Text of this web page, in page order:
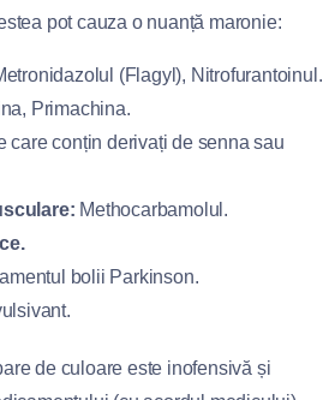
pot cauza o nuanță maronie:
(Flagyl), Nitrofurantoinul.
Primachina.
care conțin derivați de senna sau
Methocarbamolul.
bolii Parkinson.
de culoare este inofensivă și